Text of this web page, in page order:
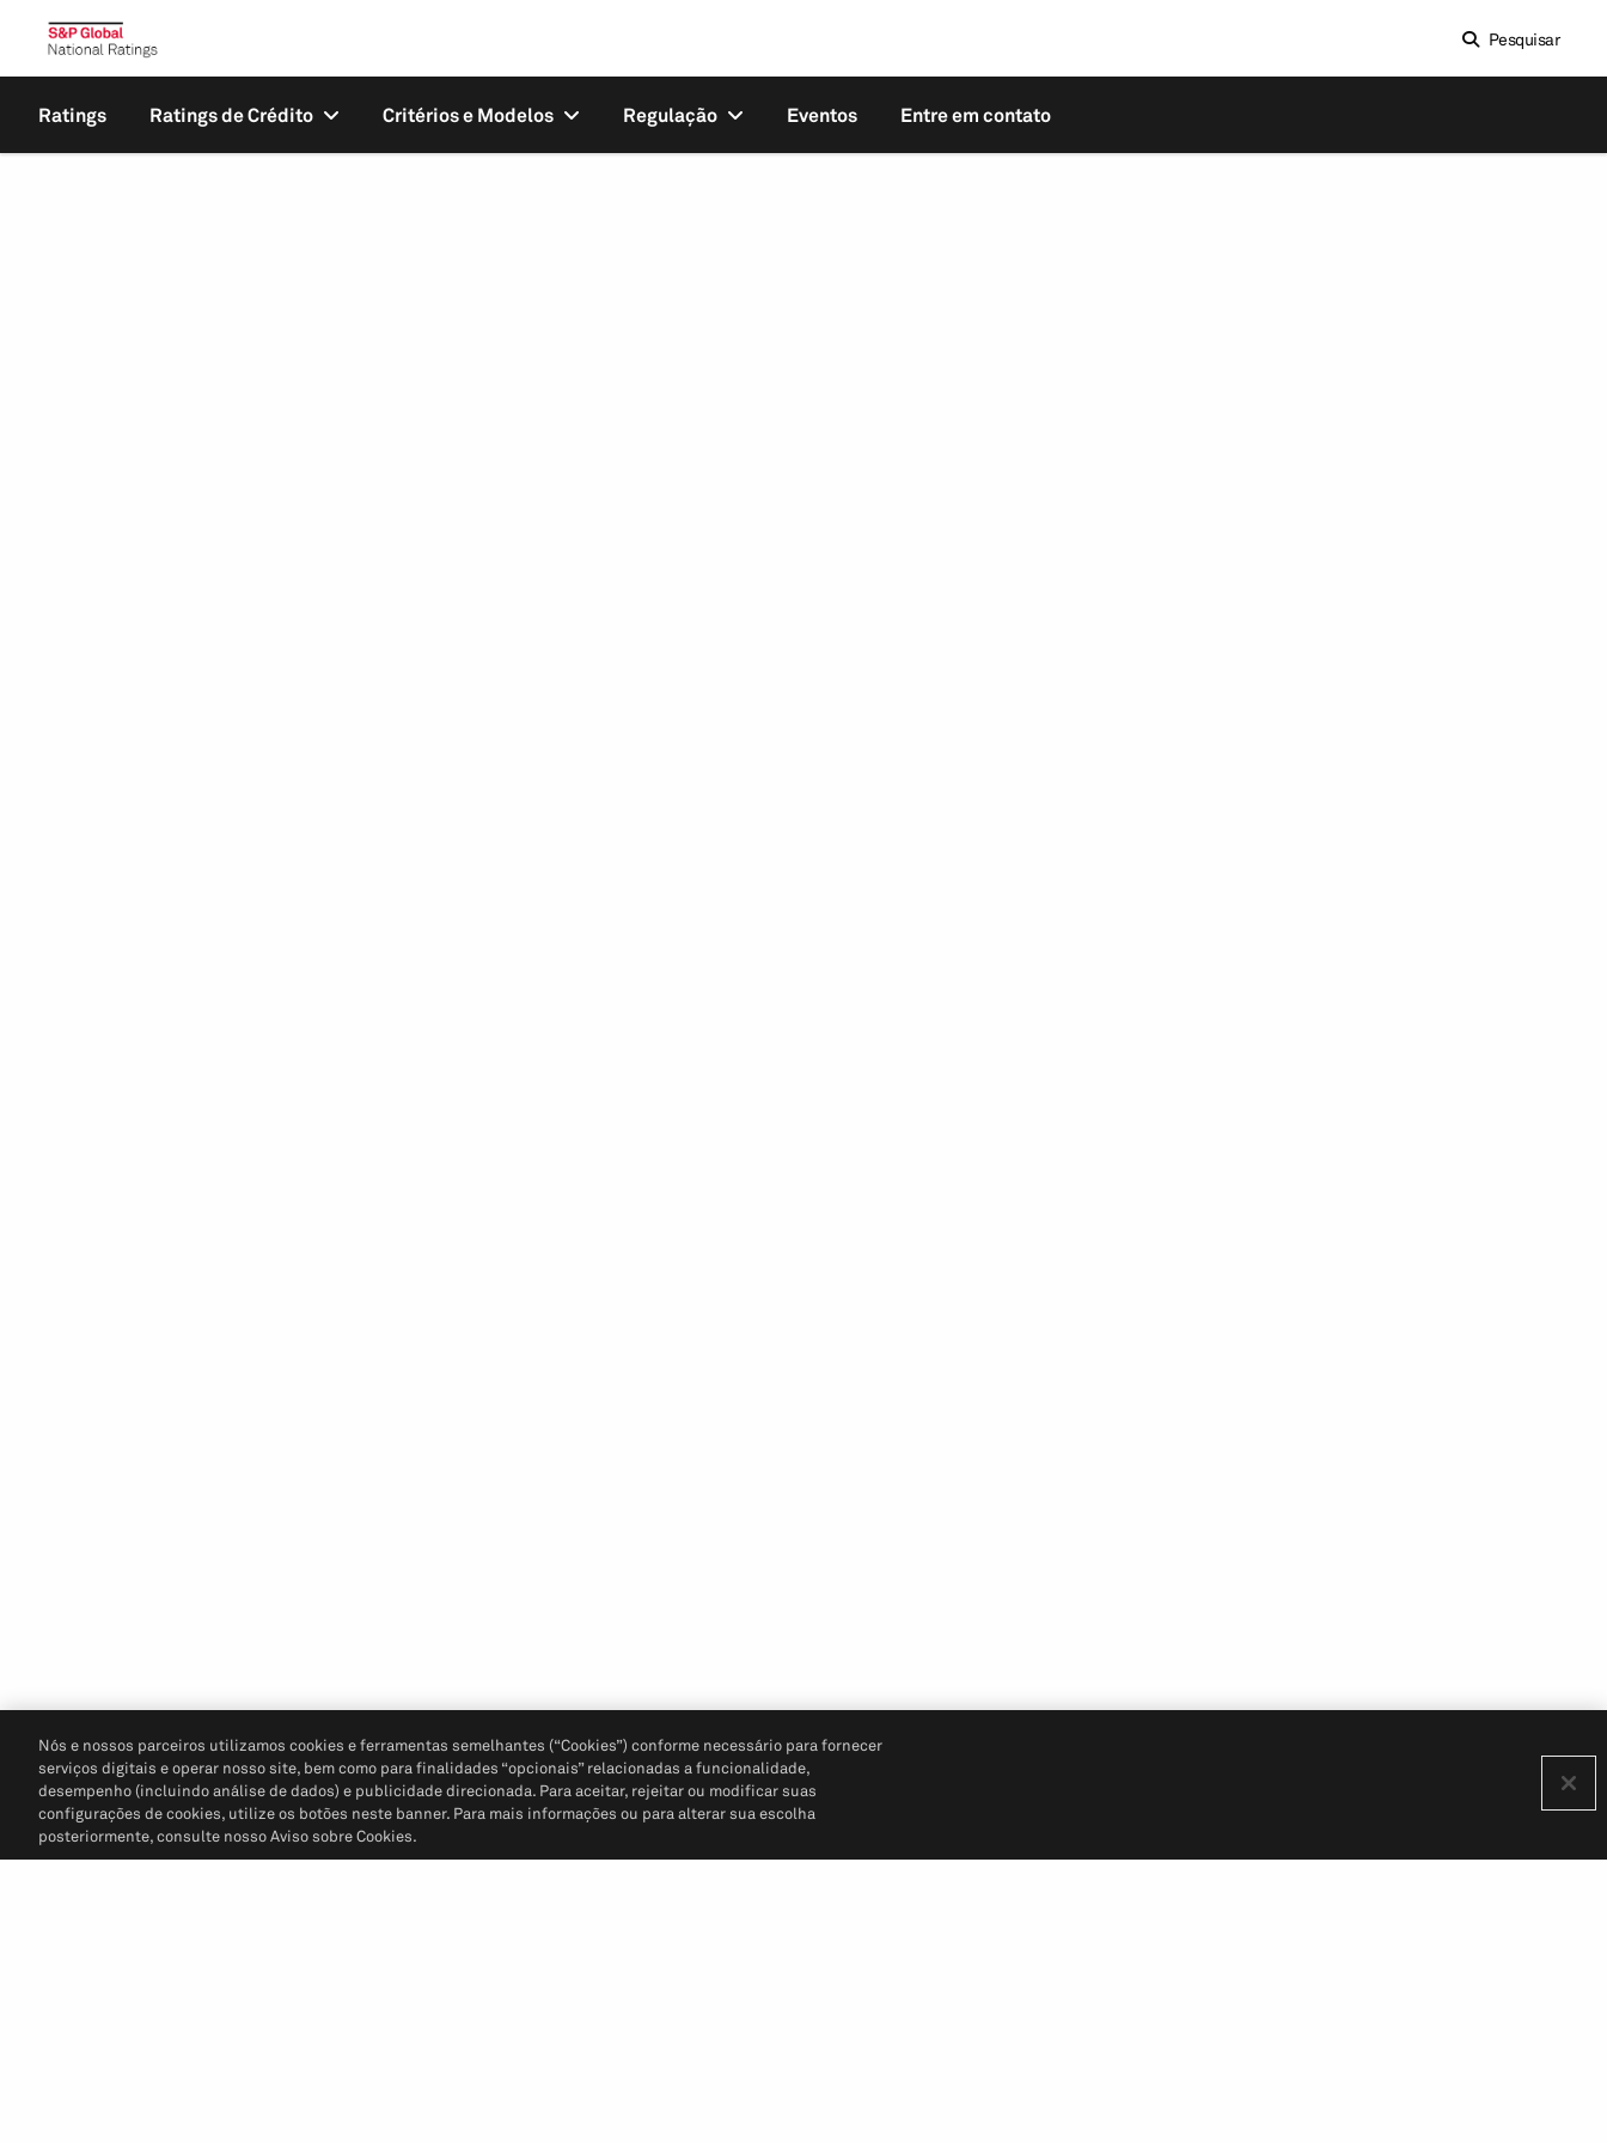
Pesquisar
Ratings Ratings de Crédito Critérios e Modelos Regulação Eventos Entre em contato
Nós e nossos parceiros utilizamos cookies e ferramentas semelhantes (“Cookies”) conforme necessário para fornecer
serviços digitais e operar nosso site, bem como para finalidades “opcionais” relacionadas a funcionalidade,
desempenho (incluindo análise de dados) e publicidade direcionada. Para aceitar, rejeitar ou modificar suas
configurações de cookies, utilize os botões neste banner. Para mais informações ou para alterar sua escolha
posteriormente, consulte nosso Aviso sobre Cookies.